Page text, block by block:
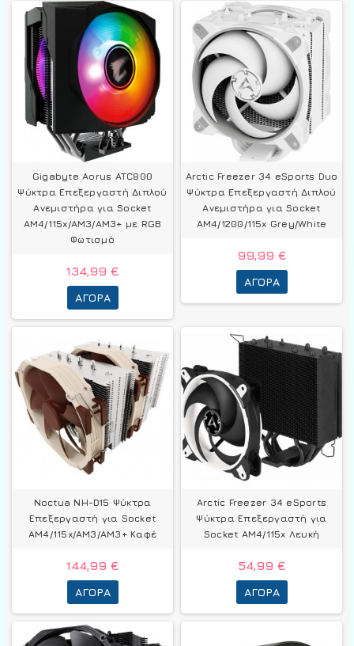
Gigabyte Aorus ATC800
Ψύκτρα Επεξεργαστή Διπλού
Ανεμιστήρα για Socket
AM4/115x/AM3/AM3+ με RGB
Φωτισμό
134,99 €
ΑΓΟΡΆ
Arctic Freezer 34 eSports Duo
Ψύκτρα Επεξεργαστή Διπλού
Ανεμιστήρα για Socket
AM4/1200/115x Grey/White
99,99 €
ΑΓΟΡΆ
Noctua NH-D15 Ψύκτρα
Επεξεργαστή για Socket
AM4/115x/AM3/AM3+ Καφέ
144,99 €
ΑΓΟΡΆ
Arctic Freezer 34 eSports
Ψύκτρα Επεξεργαστή για
Socket AM4/115x Λευκή
54,99 €
ΑΓΟΡΆ